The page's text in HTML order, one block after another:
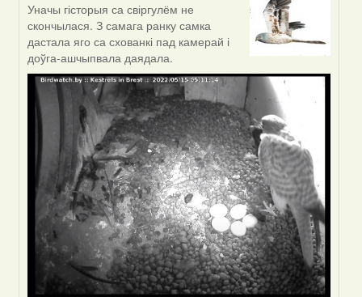
In
reply
to
by
Feather
Уначы гісторыя са свіргулём не
скончылася. З самага ранку самка
дастала яго са схованкі пад камерай і
доўга-ашчыпвала даядала.